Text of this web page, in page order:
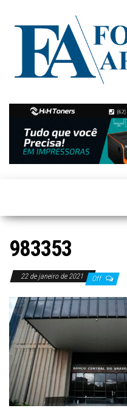
983353
22 de janeiro de 2021 Off